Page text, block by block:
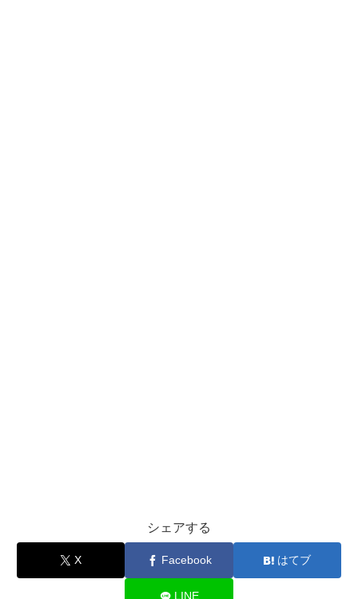
シェアする
X Facebook はてブ
LINE